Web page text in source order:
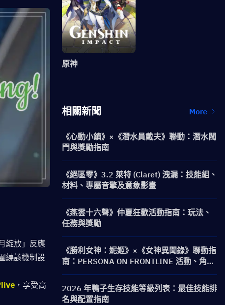
綻放」反應
繞該機制設
，享受高
原神
相關新聞 More
《心動小鎮》×《潛水員戴夫》聯動：潛水閥
門與獎勵指南
《絕區零》3.2 萊特 (Claret) 洩漏：技能組、
材料、專屬音擎及意象影畫
《燕雲十六聲》仲夏狂歡活動指南：玩法、
任務與獎勵
《勝利女神：妮姬》×《女神異聞錄》聯動指
南：PERSONA ON FRONTLINE 活動、角
色、卡池與獎勵
2026 年鴨子生存技能等級列表：最佳技能排
名與配置指南